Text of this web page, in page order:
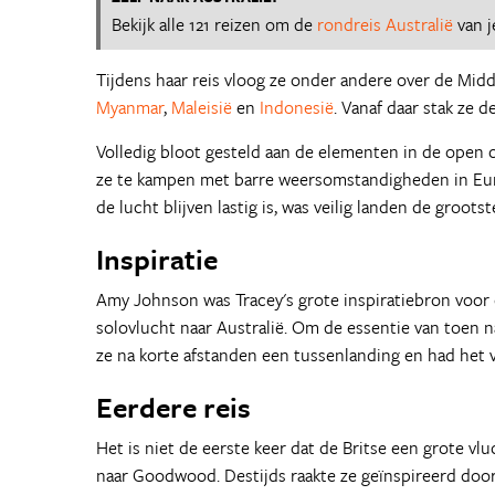
Bekijk alle 121 reizen om de rondreis Australiëvan
Tijdens haar reis vloog ze onder andere over de
Myanmar, Maleisiëen Indonesië. Vanaf daar stak ze
Volledig bloot gesteld aan de elementen in de
ze te kampen met barre weersomstandigheden in
de lucht blijven lastig is, was veilig landen de
Inspiratie
Amy Johnson was Tracey's grote inspiratiebron
solovlucht naar Australië. Om de essentie van
ze na korte afstanden een tussenlanding en had
Eerdere reis
Het is niet de eerste keer dat de Britse een grote
naar Goodwood. Destijds raakte ze geïnspireerd